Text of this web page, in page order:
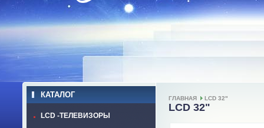
КАТАЛОГ
LCD -ТЕЛЕВИЗОРЫ
ГЛАВНАЯ LCD 32"
LCD 32"